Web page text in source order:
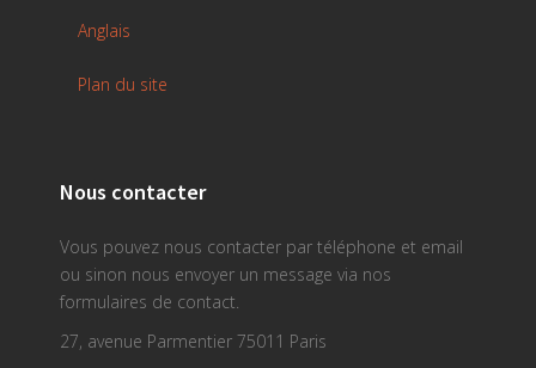
Anglais
Plan du site
Nous contacter
Vous pouvez nous contacter par téléphone et email
ou sinon nous envoyer un message via nos
formulaires de contact.
27, avenue Parmentier 75011 Paris